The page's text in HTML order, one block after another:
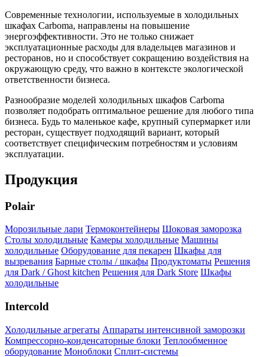
Современные технологии, используемые в холодильных
шкафах Carboma, направлены на повышение
энергоэффективности. Это не только снижает
эксплуатационные расходы для владельцев магазинов и
ресторанов, но и способствует сокращению воздействия на
окружающую среду, что важно в контексте экологической
ответственности бизнеса.
Разнообразие моделей холодильных шкафов Carboma
позволяет подобрать оптимальное решение для любого типа
бизнеса. Будь то маленькое кафе, крупный супермаркет или
ресторан, существует подходящий вариант, который
соответствует специфическим потребностям и условиям
эксплуатации.
Продукция
Polair
Морозильные лари Термоконтейнеры Шоковая заморозка
Столы холодильные Камеры холодильные Машины
холодильные Оборудование для пекарен Шкафы для
вызревания Барные столы / шкафы Продуктоматы Решения
для Dark / Ghost kitchen Решения для Dark Store Шкафы
холодильные
Intercold
Холодильные агрегаты Аппараты интенсивной заморозки
Компрессорно-конденсаторные блоки Теплообменное
оборудование Моноблоки Сплит-системы